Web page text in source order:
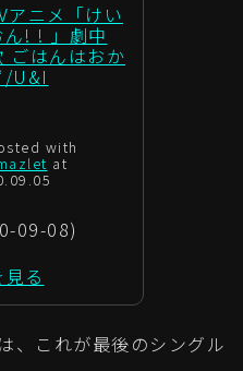
アニメ「けい
ん! ! 」劇中
ごはんはおか
/U&I
with
at
09-08)
る
、これが最後のシングル